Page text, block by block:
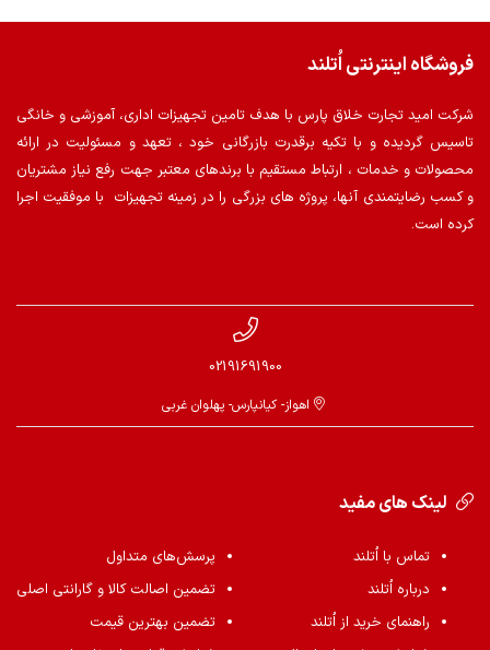
فروشگاه اینترنتی اُتلند
شرکت امید تجارت خلاق پارس با هدف تامین تجهیزات اداری، آموزشی و خانگی
تاسیس گردیده و با تکیه برقدرت بازرگانی خود ، تعهد و مسئولیت در ارائه
محصولات و خدمات ، ارتباط مستقیم با برندهای معتبر جهت رفع نیاز مشتریان
و کسب رضایتمندی آنها، پروژه های بزرگی را در زمینه تجهیزات با موفقیت اجرا
کرده است.
02191691900
اهواز- کیانپارس- پهلوان غربی
لینک های مفید
تماس با اُتلند
درباره اُتلند
راهنمای خرید از اُتلند
پرسش‌های متداول
تضمین اصالت کالا و گارانتی اصلی
تضمین بهترین قیمت